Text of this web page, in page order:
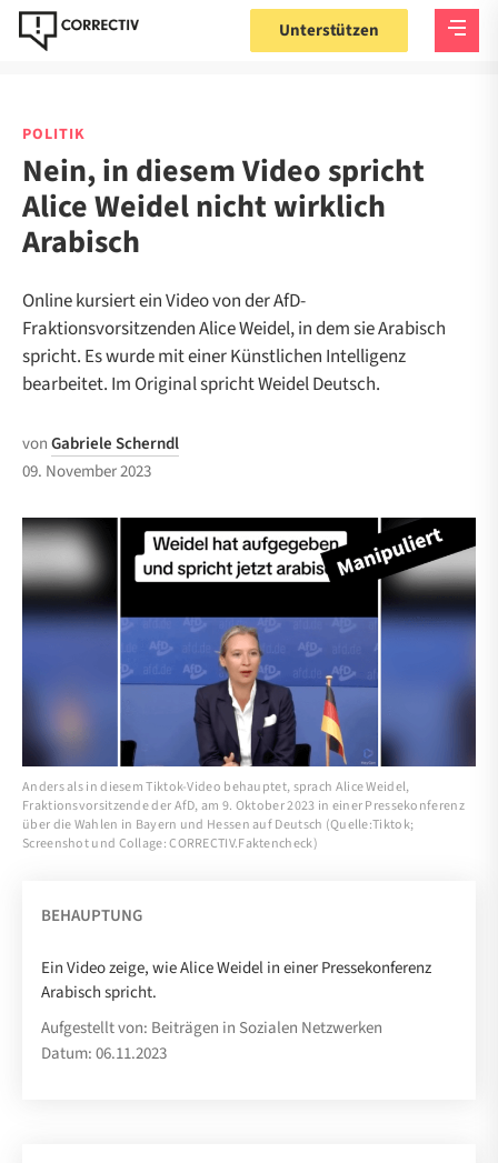
Unterstützen
POLITIK
Nein, in diesem Video spricht
Alice Weidel nicht wirklich
Arabisch
Online kursiert ein Video von der AfD-
Fraktionsvorsitzenden Alice Weidel, in dem sie Arabisch
spricht. Es wurde mit einer Künstlichen Intelligenz
bearbeitet. Im Original spricht Weidel Deutsch.
vonGabriele Scherndl
09. November 2023
Anders als in diesem Tiktok-Video behauptet, sprach Alice Weidel,
Fraktionsvorsitzende der AfD, am 9. Oktober 2023 in einer Pressekonferenz
über die Wahlen in Bayern und Hessen auf Deutsch (Quelle:Tiktok;
Screenshot und Collage: CORRECTIV.Faktencheck)
BEHAUPTUNG
Ein Video zeige, wie Alice Weidel in einer Pressekonferenz
Arabisch spricht.
Aufgestellt von: Beiträgen in Sozialen Netzwerken
Datum: 06.11.2023